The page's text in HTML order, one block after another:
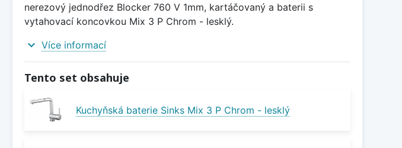
nerezový jednodřez Blocker 760 V 1mm, kartáčovaný a baterii s
vytahovací koncovkou Mix 3 P Chrom - lesklý.
expand_more Více informací
Tento set obsahuje
Kuchyňská baterie Sinks Mix 3 P Chrom - lesklý